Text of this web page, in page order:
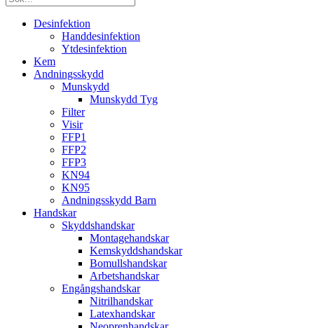
Desinfektion
Handdesinfektion
Ytdesinfektion
Kem
Andningsskydd
Munskydd
Munskydd Tyg
Filter
Visir
FFP1
FFP2
FFP3
KN94
KN95
Andningsskydd Barn
Handskar
Skyddshandskar
Montagehandskar
Kemskyddshandskar
Bomullshandskar
Arbetshandskar
Engångshandskar
Nitrilhandskar
Latexhandskar